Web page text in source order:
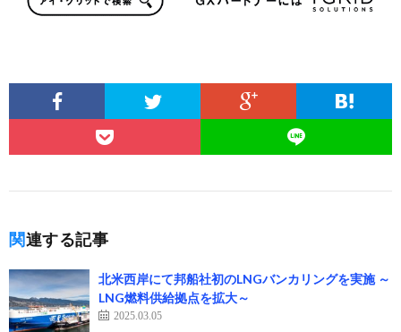
関連する記事
北米西岸にて邦船社初のLNGバンカリングを実施 ～
LNG燃料供給拠点を拡大～
2025.03.05